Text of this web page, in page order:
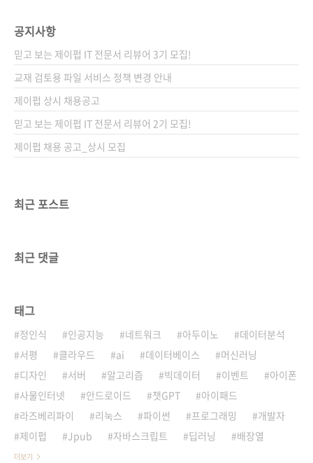
니다. 아두이노로 할 수 있는 것이 무엇이 있을까
각보다 많은 기능을 담을 수 있고 그 기능을 응용
하여 생활에 필요한 무엇부터 상상치 못했던 것
들까지 만들 수 있는 시대가 도래했습니다. 그 중
심에는 아두이노와 같은 오픈 소스 하드웨어가
있습니다. 무엇을 만들까에 대한 상상이 곁들여
지면 이제 생각..
공지사항
믿고 보는 제이펍 IT 전문서 리뷰어 3기 모집!
교재 검토용 파일 서비스 정책 변경 안내
제이펍 상시 채용공고
믿고 보는 제이펍 IT 전문서 리뷰어 2기 모집!
제이펍 채용 공고_상시 모집
최근 포스트
최근 댓글
태그
정인식 인공지능 네트워크 아두이노
데이터분석
서평
클라우드 ai 데이터베이스
머신러닝
디자인
서버 알고리즘 빅데이터 이벤트
아이폰
사물인터넷
안드로이드 챗GPT
아이패드
라즈베리파이
리눅스 파이썬 프로그래밍
개발자
제이펍
Jpub 자바스크립트 딥러닝 배장열
더보기